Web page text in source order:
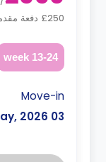
£250 دفعة مقدمة
13-24 week
Move-in
03 May, 2026